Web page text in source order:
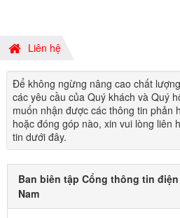
Liên hệ
Để không ngừng nâng cao chất
các yêu cầu của Quý khách và Quý
muốn nhận được các thông tin phản
hoặc đóng góp nào, xin vui lòng liên
tin dưới đây.
Ban biên tập Cổng thông tin
Nam